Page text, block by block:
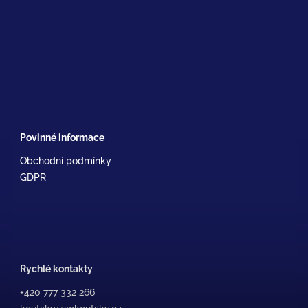
Povinné informace
Obchodní podmínky
GDPR
Rychlé kontakty
+420 777 332 266